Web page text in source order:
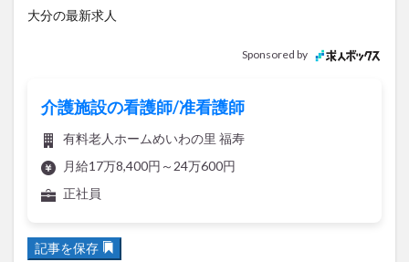
大分の最新求人
Sponsored by
介護施設の看護師/准看護師
有料老人ホームめいわの里 福寿
月給17万8,400円～24万600円
正社員
記事を保存
ウクライナ
サイゼリヤ
サウナ
ジャマイカ料理
ジャークチキン
スタバ
セレクトショップ
ソフトクリーム
チキンカレー
テイクアウト
トキハ本店
パン
パーク